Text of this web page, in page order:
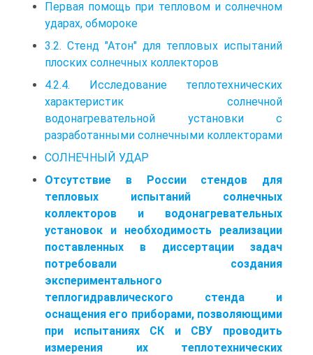
Первая помощь при тепловом и солнечном
ударах, обмороке
3.2. Стенд "Атон" для тепловых испытаний
плоских солнечных коллекторов
4.2.4. Исследование теплотехнических
характеристик солнечной
водонагревательной установки с
разработанными солнечными коллекторами
СОЛНЕЧНЫЙ УДАР
Отсутствие в России стендов для
тепловых испытаний солнечных
коллекторов и водонагревательных
установок и необходимость реализации
поставленных в диссертации задач
потребовали создания
экспериментального
теплогидравлического стенда и
оснащения его приборами, позволяющими
при испытаниях СК и СВУ проводить
измерения их теплотехнических